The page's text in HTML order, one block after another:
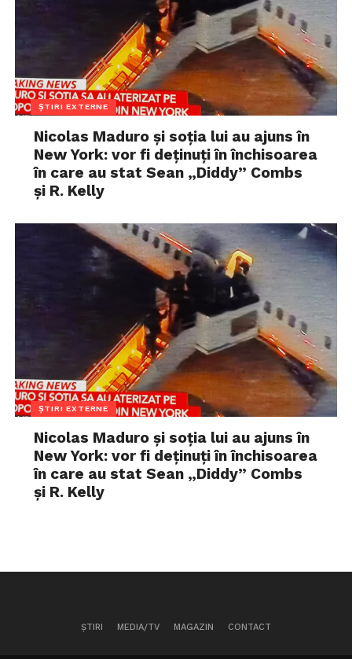
ȘTIRI EXTERNE
Nicolas Maduro și soția lui au ajuns în
New York: vor fi deținuți în închisoarea
în care au stat Sean „Diddy” Combs
și R. Kelly
ȘTIRI EXTERNE
Nicolas Maduro și soția lui au ajuns în
New York: vor fi deținuți în închisoarea
în care au stat Sean „Diddy” Combs
și R. Kelly
ȘTIRI MEDIA/TV MAGAZIN CONTACT